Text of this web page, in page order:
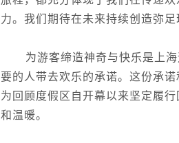
力。我们期待在未来持续创造弥
为游客缔造神奇与快乐是上
要的人带去欢乐的承诺。这份承
为回顾度假区自开幕以来坚定履
和温暖。